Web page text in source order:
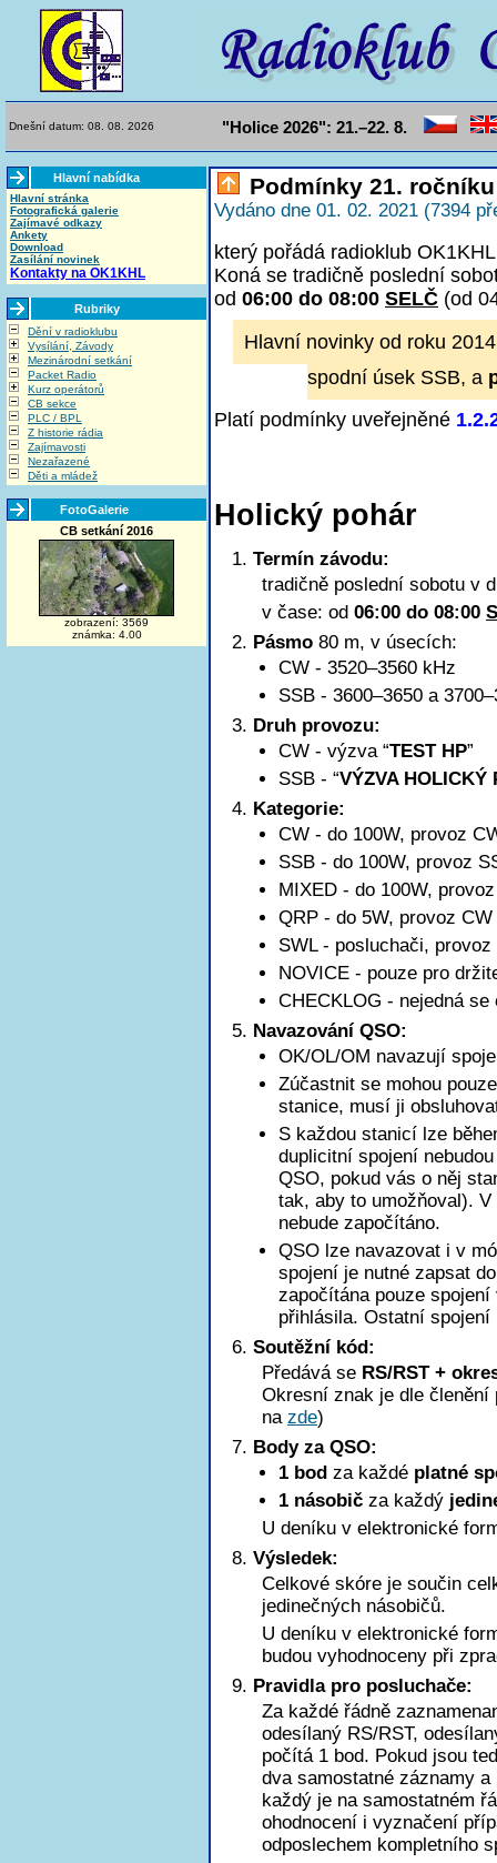
Dnešní datum: 08. 08. 2026 "Holice 2026": 21.–22. 8.
Hlavní nabídka
Hlavní stránka
Fotografická galerie
Zajímavé odkazy
Ankety
Download
Zasílání novinek
Kontakty na OK1KHL
Rubriky
Dění v radioklubu
Vysílání, Závody
Mezinárodní setkání
Packet Radio
Kurz operátorů
CB sekce
PLC / BPL
Z historie rádia
Zajímavosti
Nezařazené
Děti a mládež
FotoGalerie
CB setkání 2016
zobrazení: 3569
známka: 4.00
Podmínky 21.
Vydáno dne 01. 02. 2021 (7394
který pořádá radioklub
Koná se tradičně poslední
od 06:00 do 08:00 SELČ (od
Hlavní novinky od roku
spodní úsek SSB, a
Platí podmínky uveřejněné
Holický pohár
Termín závodu:
tradičně poslední sobotu v
v čase: od 06:00 do 08:00
Pásmo 80 m, v úsecích:
CW - 3520–3560 kHz
SSB - 3600–3650 a
Druh provozu:
CW - výzva “TEST HP”
SSB - “VÝZVA HOLICKÝ
Kategorie:
CW - do 100W, provoz
SSB - do 100W, provoz
MIXED - do 100W,
QRP - do 5W, provoz
SWL - posluchači,
NOVICE - pouze pro
CHECKLOG - nejedná
Navazování QSO:
OK/OL/OM navazují
Zúčastnit se mohou
stanice, musí ji
S každou stanicí lze
duplicitní spojení
QSO, pokud vás o něj
tak, aby to umožňoval).
nebude započítáno.
QSO lze navazovat i v
spojení je nutné zapsat
započítána pouze
přihlásila. Ostatní spojení
Soutěžní kód:
Předává se RS/RST +
Okresní znak je dle členění
na zde)
Body za QSO:
1 bod za každé platné
1 násobič za každý
U deníku v elektronické
Výsledek:
Celkové skóre je součin
jedinečných násobičů.
U deníku v elektronické
budou vyhodnoceny při
Pravidla pro posluchače:
Za každé řádně
odesílaný RS/RST,
počítá 1 bod. Pokud jsou
dva samostatné záznamy
každý je na samostatném
ohodnocení i vyznačení
odposlechem kompletního